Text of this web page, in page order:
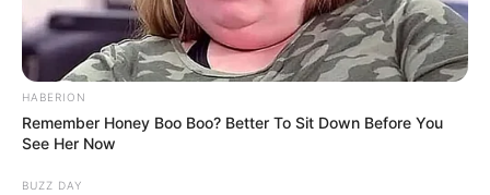
HABERION
Remember Honey Boo Boo? Better To Sit Down Before You
See Her Now
BUZZ DAY